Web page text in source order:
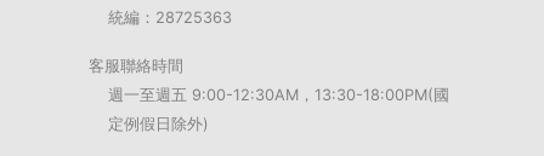
統編：28725363
客服聯絡時間
週一至週五 9:00-12:30AM，13:30-18:00PM(國
定例假日除外)